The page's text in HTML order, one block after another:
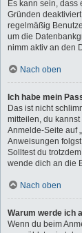
Es kann sein, dass
Gründen
regelmäßig
um die
nimm aktiv an den
Nach oben
Ich habe mein
Das ist nicht
mitteilen, du
Anmelde-Seite auf
Anweisungen
Solltest du
wende dich an die
Nach oben
Warum werde ich
Wenn du beim